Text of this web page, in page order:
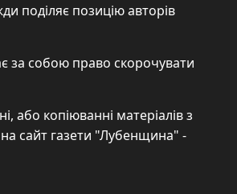
поділяє позицію авторів
за собою право скорочувати
або копіюванні матеріалів з
сайт газети "Лубенщина" -